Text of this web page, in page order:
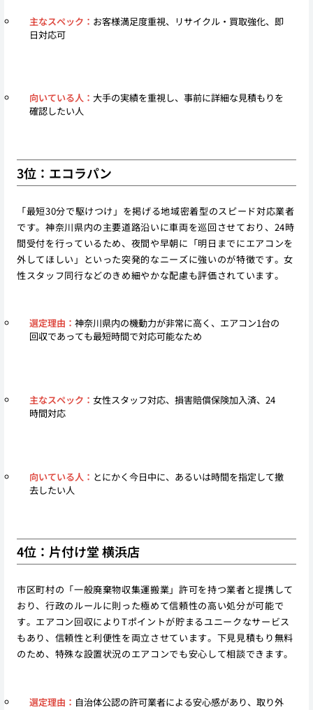
主なスペック： お客様満足度重視、リサイクル・買取強化、即
日対応可
向いている人： 大手の実績を重視し、事前に詳細な見積もりを
確認したい人
3位：エコラパン
「最短30分で駆けつけ」を掲げる地域密着型のスピード対応業者
です。神奈川県内の主要道路沿いに車両を巡回させており、24時
間受付を行っているため、夜間や早朝に「明日までにエアコンを
外してほしい」といった突発的なニーズに強いのが特徴です。女
性スタッフ同行などのきめ細やかな配慮も評価されています。
選定理由： 神奈川県内の機動力が非常に高く、エアコン1台の
回収であっても最短時間で対応可能なため
主なスペック： 女性スタッフ対応、損害賠償保険加入済、24
時間対応
向いている人： とにかく今日中に、あるいは時間を指定して撤
去したい人
4位：片付け堂 横浜店
市区町村の「一般廃棄物収集運搬業」許可を持つ業者と提携して
おり、行政のルールに則った極めて信頼性の高い処分が可能で
す。エアコン回収によりTポイントが貯まるユニークなサービス
もあり、信頼性と利便性を両立させています。下見見積もり無料
のため、特殊な設置状況のエアコンでも安心して相談できます。
選定理由： 自治体公認の許可業者による安心感があり、取り外